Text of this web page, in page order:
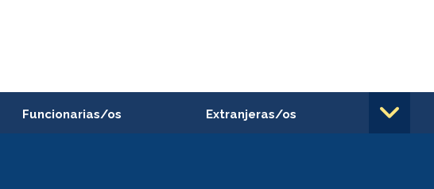
Funcionarias/os Extranjeras/os